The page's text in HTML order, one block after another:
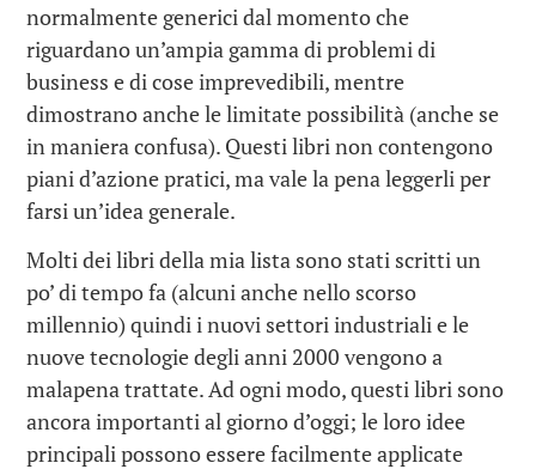
normalmente generici dal momento che
riguardano un’ampia gamma di problemi di
business e di cose imprevedibili, mentre
dimostrano anche le limitate possibilità (anche se
in maniera confusa). Questi libri non contengono
piani d’azione pratici, ma vale la pena leggerli per
farsi un’idea generale.
Molti dei libri della mia lista sono stati scritti un
po’ di tempo fa (alcuni anche nello scorso
millennio) quindi i nuovi settori industriali e le
nuove tecnologie degli anni 2000 vengono a
malapena trattate. Ad ogni modo, questi libri sono
ancora importanti al giorno d’oggi; le loro idee
principali possono essere facilmente applicate